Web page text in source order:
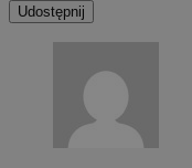
Udostępnij